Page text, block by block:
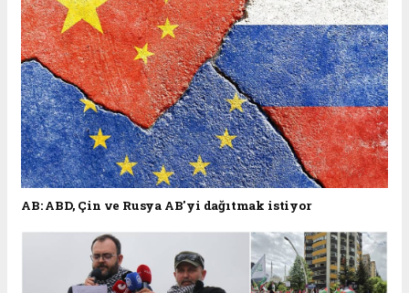
AB: ABD, Çin ve Rusya AB'yi dağıtmak istiyor